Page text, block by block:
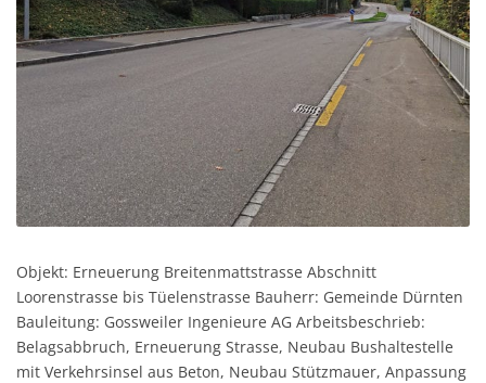
Objekt: Erneuerung Breitenmattstrasse Abschnitt
Loorenstrasse bis Tüelenstrasse Bauherr: Gemeinde Dürnten
Bauleitung: Gossweiler Ingenieure AG Arbeitsbeschrieb:
Belagsabbruch, Erneuerung Strasse, Neubau Bushaltestelle
mit Verkehrsinsel aus Beton, Neubau Stützmauer, Anpassung